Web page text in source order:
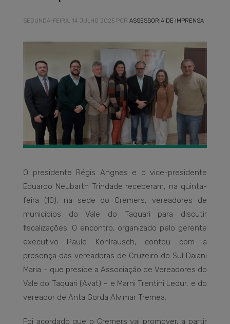
SEGUNDA-FEIRA, 14 JULHO 2025 POR ASSESSORIA DE IMPRENSA
O presidente Régis Angnes e o vice-presidente
Eduardo Neubarth Trindade receberam, na quinta-
feira (10), na sede do Cremers, vereadores de
municípios do Vale do Taquari para discutir
fiscalizações. O encontro, organizado pelo gerente
executivo Paulo Kohlrausch, contou com a
presença das vereadoras de Cruzeiro do Sul Daiani
Maria – que preside a Associação de Vereadores do
Vale do Taquari (Avat) – e Marni Trentini Ledur, e do
vereador de Anta Gorda Alvimar Tremea.
Foi acordado que o Cremers vai promover, a partir